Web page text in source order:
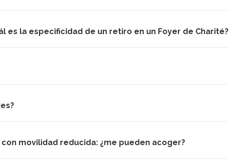
es la especificidad de un retiro en un Foyer de Charité?
movilidad reducida: ¿me pueden acoger?